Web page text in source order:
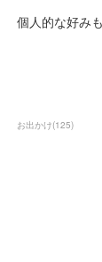
個人的な好み
お出かけ(125)